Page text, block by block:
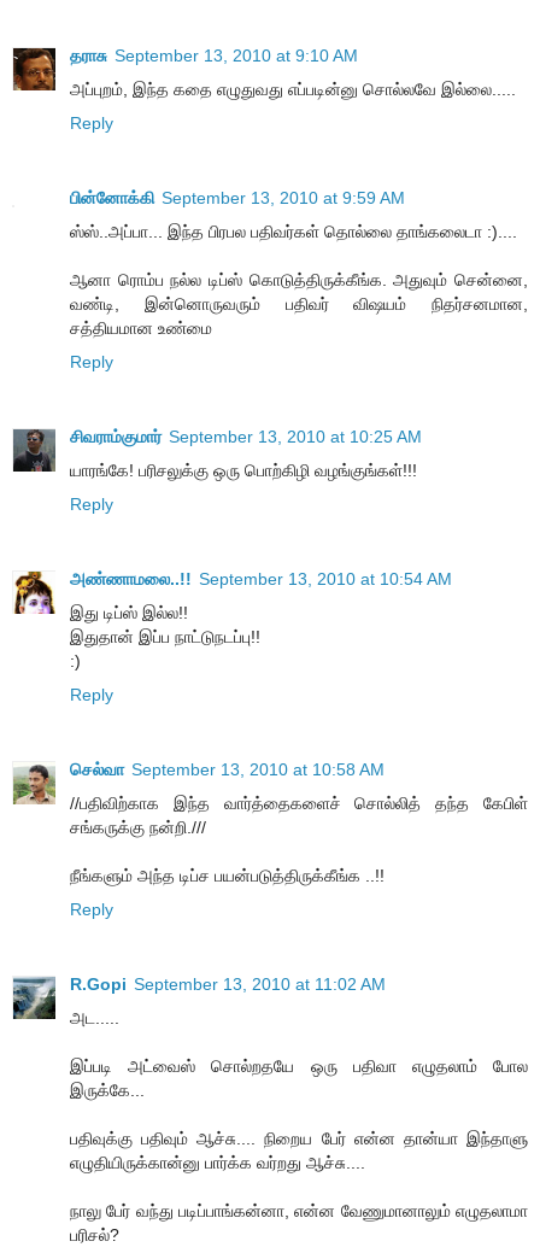
தராசு September 13, 2010 at 9:10 AM
அப்புறம், இந்த கதை எழுதுவது எப்படின்னு சொல்லவே இல்லை.....
Reply
பின்னோக்கி September 13, 2010 at 9:59 AM
ஸ்ஸ்..அப்பா... இந்த பிரபல பதிவர்கள் தொல்லை தாங்கலைடா :)....
ஆனா ரொம்ப நல்ல டிப்ஸ் கொடுத்திருக்கீங்க. அதுவும் சென்னை,
வண்டி, இன்னொருவரும் பதிவர் விஷயம் நிதர்சனமான,
சத்தியமான உண்மை
Reply
சிவராம்குமார் September 13, 2010 at 10:25 AM
யாரங்கே! பரிசலுக்கு ஒரு பொற்கிழி வழங்குங்கள்!!!
Reply
அண்ணாமலை..!! September 13, 2010 at 10:54 AM
இது டிப்ஸ் இல்ல!!
இதுதான் இப்ப நாட்டுநடப்பு!!
:)
Reply
செல்வா September 13, 2010 at 10:58 AM
//பதிவிற்காக இந்த வார்த்தைகளைச் சொல்லித் தந்த கேபிள்
சங்கருக்கு நன்றி.///
நீங்களும் அந்த டிப்ச பயன்படுத்திருக்கீங்க ..!!
Reply
R.Gopi September 13, 2010 at 11:02 AM
அட.....
இப்படி அட்வைஸ் சொல்றதயே ஒரு பதிவா எழுதலாம் போல
இருக்கே...
பதிவுக்கு பதிவும் ஆச்சு.... நிறைய பேர் என்ன தான்யா இந்தாளு
எழுதியிருக்கான்னு பார்க்க வர்றது ஆச்சு....
நாலு பேர் வந்து படிப்பாங்கன்னா, என்ன வேணுமானாலும் எழுதலாமா
பரிசல்?